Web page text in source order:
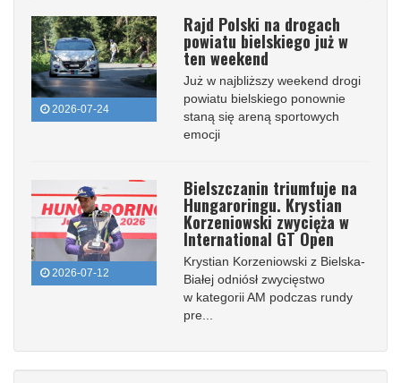
2026-07-24
Rajd Polski na drogach
powiatu bielskiego już w
ten weekend
Już w najbliższy weekend drogi
powiatu bielskiego ponownie
staną się areną sportowych
emocji
2026-07-12
Bielszczanin triumfuje na
Hungaroringu. Krystian
Korzeniowski zwycięża w
International GT Open
Krystian Korzeniowski z Bielska-
Białej odniósł zwycięstwo
w kategorii AM podczas rundy
pre...